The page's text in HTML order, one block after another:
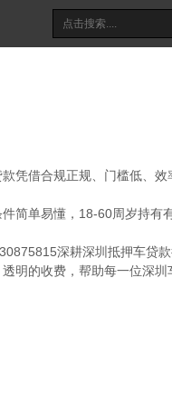
凭借合规正规、门槛低、效
简单易懂，18-60周岁持有
深耕深圳抵押车贷
明的收费，帮助每一位深圳